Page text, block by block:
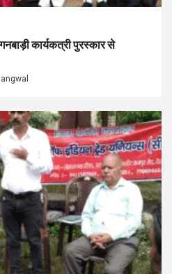
कार्यकत्री पुरस्कार से